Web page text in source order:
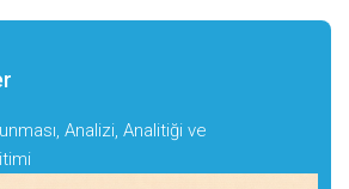
Analizi, Analitiği ve